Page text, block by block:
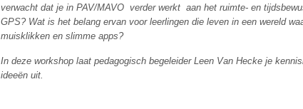
verwacht dat je in PAV/MAVO verder werkt aan het ruimte- en
GPS? Wat is het belang ervan voor leerlingen die leven in een wereld
muisklikken en slimme apps?
In deze workshop laat pedagogisch begeleider Leen Van Hecke je
ideeën uit.